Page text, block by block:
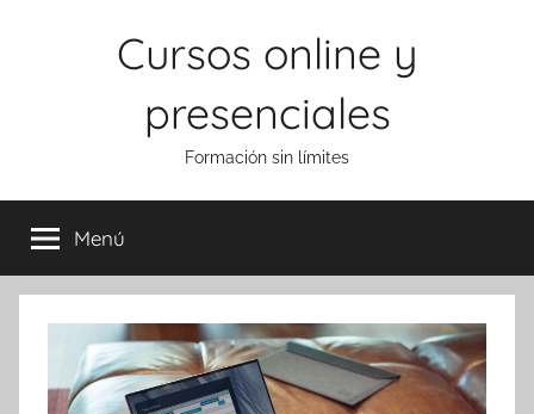
Cursos online y
presenciales
Formación sin límites
Menú